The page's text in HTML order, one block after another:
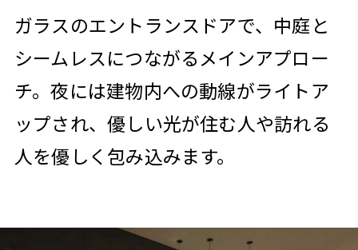
ガラスのエントランスドアで、中庭と
シームレスにつながるメインアプロー
チ。夜には建物内への動線がライトア
ップされ、優しい光が住む人や訪れる
人を優しく包み込みます。